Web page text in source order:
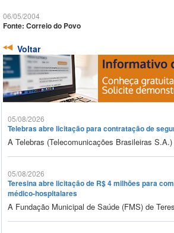
06/05/2004
Fonte: Correio do Povo
Voltar
05/08/2026
Telebras abre licitação para contratação de
A Telebras (Telecomunicações Brasileiras
05/08/2026
Teresina abre licitação de R$ 4 milhões para
médico-hospitalares
A Fundação Municipal de Saúde (FMS) de